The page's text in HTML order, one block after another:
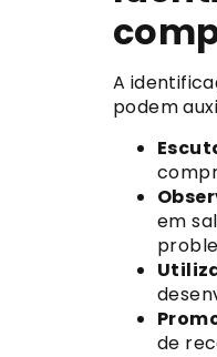
A
podem
em
de